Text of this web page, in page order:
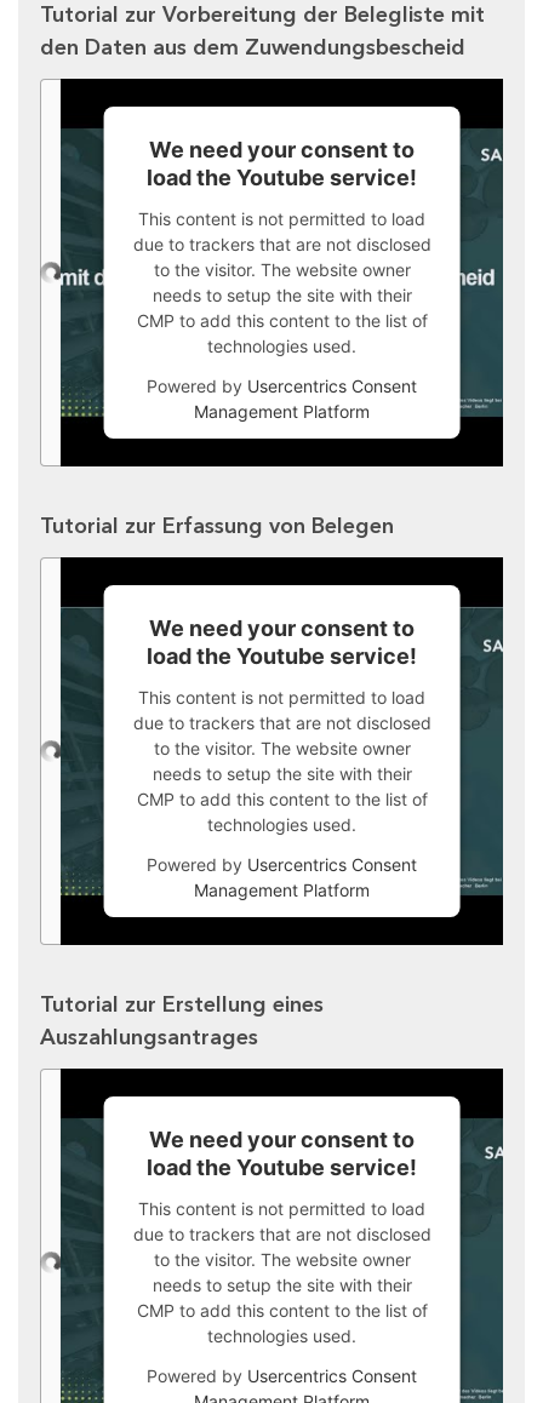
Tutorial zur Vorbereitung der Belegliste mit
den Daten aus dem Zuwendungsbescheid
We need your consent to
load the Youtube service!
This content is not permitted to load
due to trackers that are not disclosed
to the visitor. The website owner
needs to setup the site with their
CMP to add this content to the list of
technologies used.
Powered by Usercentrics Consent
Management Platform
Tutorial zur Erfassung von Belegen
We need your consent to
load the Youtube service!
This content is not permitted to load
due to trackers that are not disclosed
to the visitor. The website owner
needs to setup the site with their
CMP to add this content to the list of
technologies used.
Powered by Usercentrics Consent
Management Platform
Tutorial zur Erstellung eines
Auszahlungsantrages
We need your consent to
load the Youtube service!
This content is not permitted to load
due to trackers that are not disclosed
to the visitor. The website owner
needs to setup the site with their
CMP to add this content to the list of
technologies used.
Powered by Usercentrics Consent